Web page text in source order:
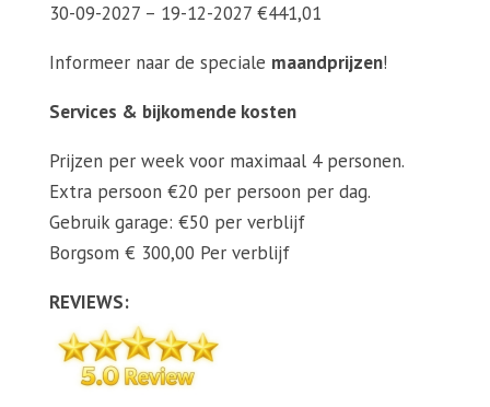
30-09-2027 – 19-12-2027 €441,01
Informeer naar de speciale maandprijzen!
Services & bijkomende kosten
Prijzen per week voor maximaal 4 personen.
Extra persoon €20 per persoon per dag.
Gebruik garage: €50 per verblijf
Borgsom € 300,00 Per verblijf
REVIEWS: